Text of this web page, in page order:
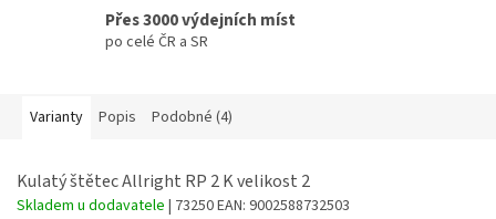
Přes 3000 výdejních míst
po celé ČR a SR
Varianty Popis Podobné (4)
Kulatý štětec Allright RP 2 K velikost 2
Skladem u dodavatele | 73250EAN: 9002588732503